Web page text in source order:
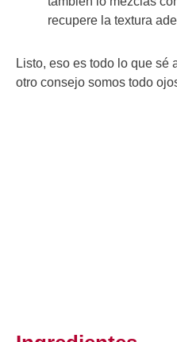
recupere la textura
Listo, eso es todo lo que sé
otro consejo somos todo